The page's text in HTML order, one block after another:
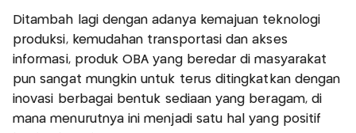
Ditambah lagi dengan adanya kemajuan teknologi
produksi, kemudahan transportasi dan akses
informasi, produk OBA yang beredar di masyarakat
pun sangat mungkin untuk terus ditingkatkan dengan
inovasi berbagai bentuk sediaan yang beragam, di
mana menurutnya ini menjadi satu hal yang positif